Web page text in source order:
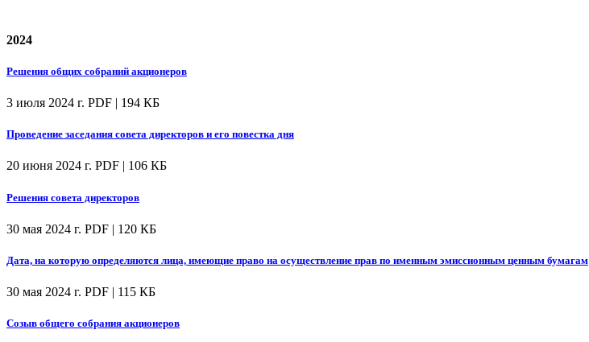
2024
Решения общих собраний акционеров
3 июля 2024 г. PDF | 194 КБ
Проведение заседания совета директоров и его повестка дня
20 июня 2024 г. PDF | 106 КБ
Решения совета директоров
30 мая 2024 г. PDF | 120 КБ
Дата, на которую определяются лица, имеющие право на осуществление прав по именным эмиссионным ценным бумагам
30 мая 2024 г. PDF | 115 КБ
Созыв общего собрания акционеров